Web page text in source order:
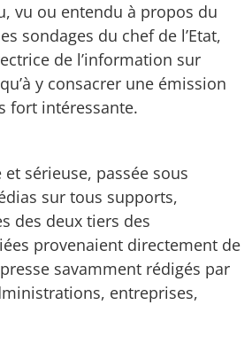
vu ou entendu à propos du
sondages du chef de l’Etat,
de l’information sur
y consacrer une émission
fort intéressante.
sérieuse, passée sous
sur tous supports,
des deux tiers des
provenaient directement de
savamment rédigés par
entreprises,